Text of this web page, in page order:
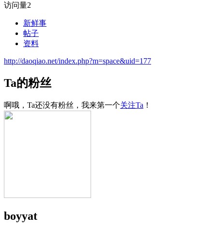
访问量2
新鲜事
帖子
资料
http://daoqiao.net/index.php?m=space&uid=177
Ta的粉丝
啊哦，Ta还没有粉丝，我来第一个关注Ta ！
boyyat